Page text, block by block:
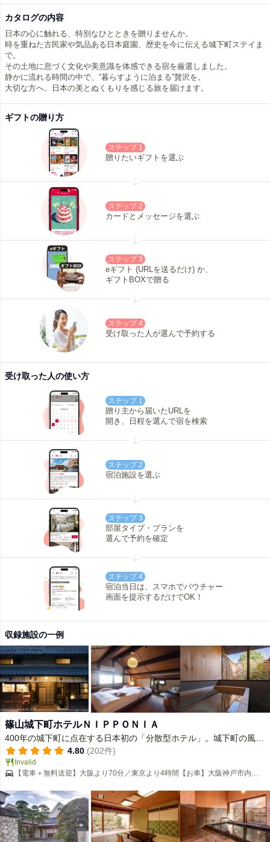
カタログの内容
日本の心に触れる、特別なひとときを贈りませんか。
時を重ねた古民家や気品ある日本庭園、歴史を今に伝える城下町ステイま
で。
その土地に息づく文化や美意識を体感できる宿を厳選しました。
静かに流れる時間の中で、“暮らすように泊まる”贅沢を。
大切な方へ、日本の美とぬくもりを感じる旅を届けます。
ギフトの贈り方
ステップ 1
贈りたいギフトを選ぶ
ステップ 2
カードとメッセージを選ぶ
ステップ 3
eギフト (URLを送るだけ) か、
ギフトBOXで贈る
ステップ 4
受け取った人が選んで予約する
受け取った人の使い方
ステップ 1
贈り主から届いたURLを
開き、日程を選んで宿を検索
ステップ 2
宿泊施設を選ぶ
ステップ 3
部屋タイプ・プランを
選んで予約を確定
ステップ 4
宿泊当日は、スマホでバウチャー
画面を提示するだけでOK！
収録施設の一例
篠山城下町ホテルＮＩＰＰＯＮＩＡ
400年の城下町に点在する日本初の「分散型ホテル」。城下町の風情
と篠山の美食を愉しむ旅を
4.80 (202件)
Invalid
【電車＋無料送迎】大阪より70分／東京より4時間【お車】大阪神戸市内よ